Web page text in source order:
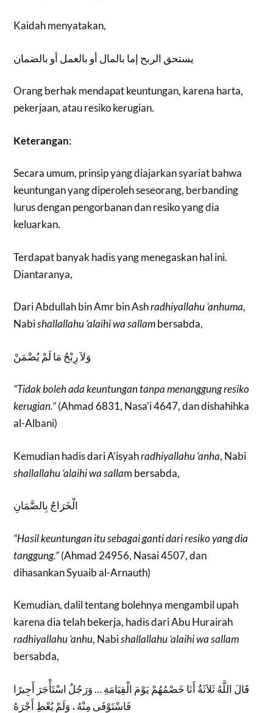
Kaidah menyatakan,
يستحق الربح إما بالمال أو بالعمل أو بالضمان
Orang berhak mendapat keuntungan, karena harta,
pekerjaan, atau resiko kerugian.
Keterangan:
Secara umum, prinsip yang diajarkan syariat bahwa
keuntungan yang diperoleh seseorang, berbanding
lurus dengan pengorbanan dan resiko yang dia
keluarkan.
Terdapat banyak hadis yang menegaskan hal ini.
Diantaranya,
Dari Abdullah bin Amr bin Ashradhiyallahu ‘anhuma,
Nabishallallahu ‘alaihi wa sallambersabda,
وَلاَ رِبْحُ مَا لَمْ يُضْمَنْ
“Tidak boleh ada keuntungan tanpa menanggung resiko
kerugian.”(Ahmad 6831, Nasa’i 4647, dan dishahihka
al-Albani)
Kemudian hadis dari A’isyahradhiyallahu ‘anha, Nabi
shallallahu ‘alaihi wa sallam bersabda,
الْخَرَاجُ بِالضَّمَانِ
“Hasil keuntungan itu sebagai ganti dari resiko yang dia
tanggung.”(Ahmad 24956, Nasai 4507, dan
dihasankan Syuaib al-Arnauth)
Kemudian, dalil tentang bolehnya mengambil upah
karena dia telah bekerja, hadis dari Abu Hurairah
radhiyallahu ‘anhu, Nabishallallahu ‘alaihi wa sallam
bersabda,
قَالَ اللَّهُ ثَلاَثَةٌ أَنَا خَصْمُهُمْ يَوْمَ الْقِيَامَةِ … وَرَجُلٌ اسْتَأْجَرَ أَجِيرًا
فَاسْتَوْفَى مِنْهُ ، وَلَمْ يُعْطِ أَجْرَهُ